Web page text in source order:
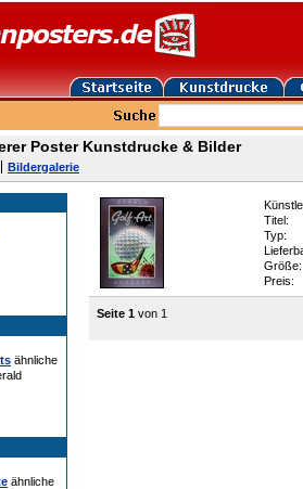
Poster Kunstdrucke & Bilder
Bildergalerie
ähnliche
ähnliche
Titel:
Typ:
Größe:
Preis:
Seite 1 von 1